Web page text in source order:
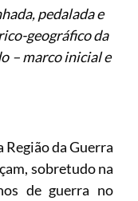
pedalada e
geográfico da
– marco inicial e
da Guerra
sobretudo na
de guerra no